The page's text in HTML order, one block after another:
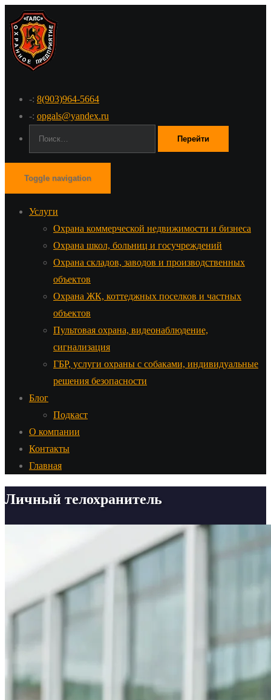
-: 8(903)964-5664
-: opgals@yandex.ru
Toggle navigation
Услуги
Охрана коммерческой недвижимости и бизнеса
Охрана школ, больниц и госучреждений
Охрана складов, заводов и производственных
объектов
Охрана ЖК, коттеджных поселков и частных
объектов
Пультовая охрана, видеонаблюдение,
сигнализация
ГБР, услуги охраны с собаками, индивидуальные
решения безопасности
Блог
Подкаст
О компании
Контакты
Главная
Личный телохранитель